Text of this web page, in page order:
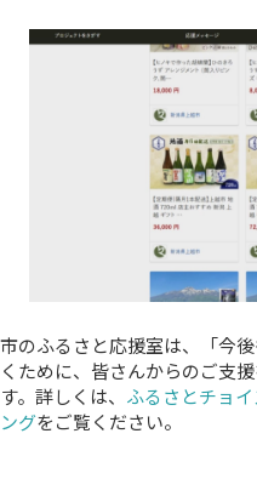
市のふるさと応援室は、「今
くために、皆さんからのご支
す。詳しくは、 ふるさとチョ
ングをご覧ください。